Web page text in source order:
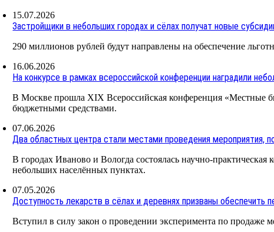
15.07.2026
Застройщики в небольших городах и сёлах получат новые
290 миллионов рублей будут направлены на обеспечение
16.06.2026
На конкурсе в рамках всероссийской конференции наградили
В Москве прошла XIX Всероссийская конференция «Местные
бюджетными средствами.
07.06.2026
Два областных центра стали местами проведения мероприятия,
В городах Иваново и Вологда состоялась научно-практическая
небольших населённых пунктах.
07.05.2026
Доступность лекарств в сёлах и деревнях призваны обеспечить
Вступил в силу закон о проведении эксперимента по продаже